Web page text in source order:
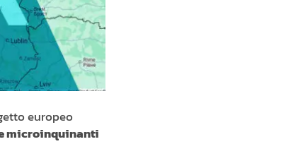
europeo
microinquinanti